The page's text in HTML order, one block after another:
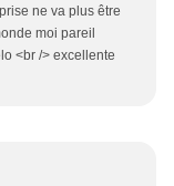
ne va plus être
moi pareil
<br /> excellente